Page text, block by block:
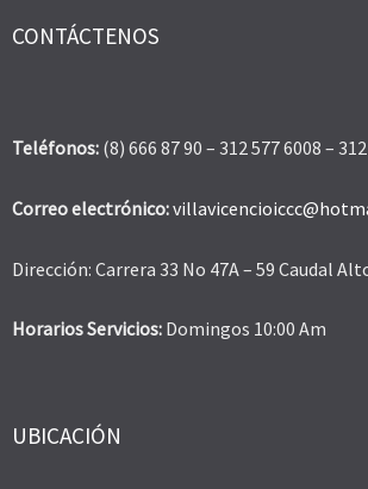
CONTÁCTENOS
Teléfonos: (8) 666 87 90 – 312 577 6008 –
Correo electrónico:
Dirección: Carrera 33 No 47A – 59 Caudal
Horarios Servicios: Domingos 10:00 Am
UBICACIÓN